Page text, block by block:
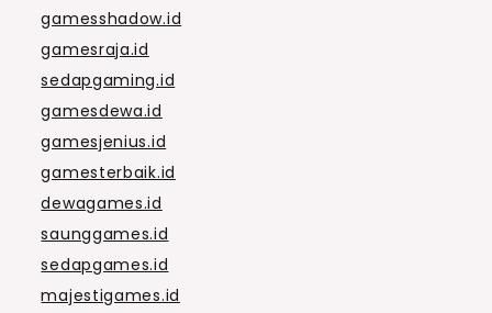
gamesshadow.id
gamesraja.id
sedapgaming.id
gamesdewa.id
gamesjenius.id
gamesterbaik.id
dewagames.id
saunggames.id
sedapgames.id
majestigames.id